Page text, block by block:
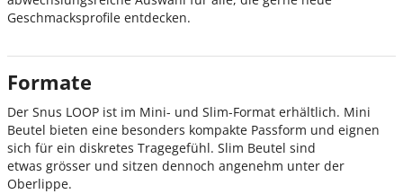
Geschmacksprofile entdecken.
Formate
Der Snus LOOP ist im Mini- und Slim-Format erhältlich. Mini
Beutel bieten eine besonders kompakte Passform und eignen
sich für ein diskretes Tragegefühl. Slim Beutel sind
etwas grösser und sitzen dennoch angenehm unter der
Oberlippe.